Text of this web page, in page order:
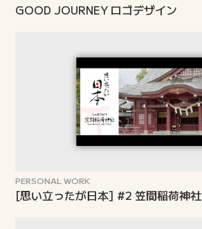
GOOD JOURNEY ロゴデザイン
PERSONAL WORK
[思い立ったが日本] #2 笠間稲荷神社